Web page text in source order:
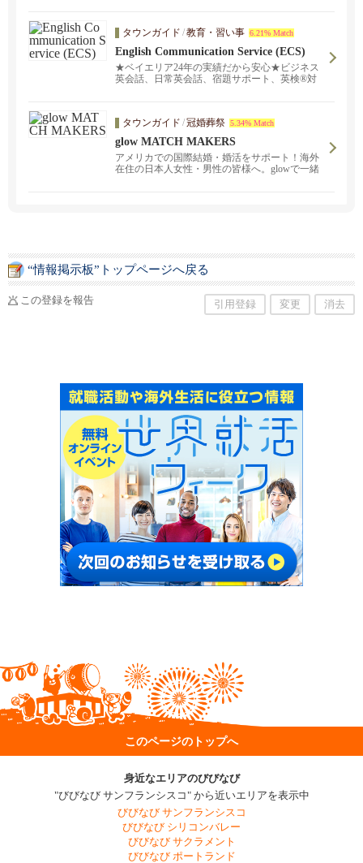
タウンガイド /教育・習い事 6.21% Match
English Communication Service (ECS)
★ベイエリア24年の実績だから安心★ビジネス
英会話、日常英会話、宿題サポート、英検®対
な講師陣がご希望に沿ったスタディプランを完
全カスタマイズし、プロフェッショナルなサー
ビスをご提供致します。スケジュールや学習目
的に合わせて、あなたにピッタリの講師をご紹
介します。
タウンガイド /冠婚葬祭 5.34% Match
glow MATCH MAKERS
アメリカでの国際結婚・婚活をサポート！海外
在住の日本人女性・男性の皆様へ。glowで一緒
“情報掲示板”トップページへ戻る
この登録を報告 引用登録 変更 消去
このページのトップへ
身近なエリアのびびなび
"びびなび サンフランシスコ" から近いエリアを表示中
びびなび サンフランシスコ
びびなび シリコンバレー
びびなび サクラメント
びびなび ポートランド